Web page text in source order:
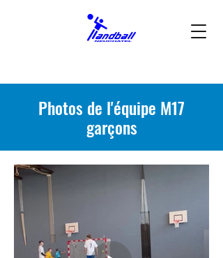
Photos de l'équipe M17
garçons